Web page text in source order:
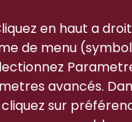
en haut a
de menu
avancés.
sur